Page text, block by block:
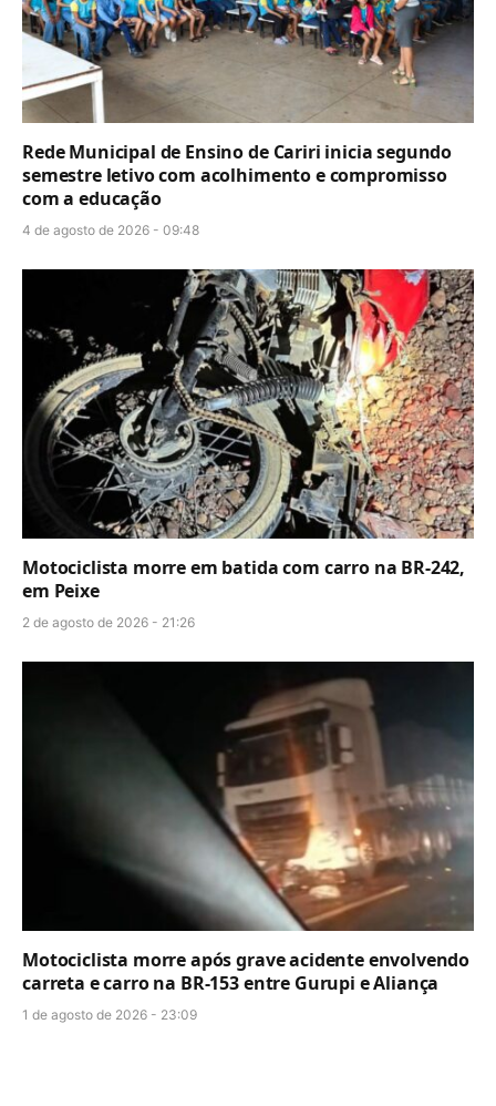
Rede Municipal de Ensino de Cariri inicia segundo
semestre letivo com acolhimento e compromisso
com a educação
4 de agosto de 2026 - 09:48
Motociclista morre em batida com carro na BR-242,
em Peixe
2 de agosto de 2026 - 21:26
Motociclista morre após grave acidente envolvendo
carreta e carro na BR-153 entre Gurupi e Aliança
1 de agosto de 2026 - 23:09